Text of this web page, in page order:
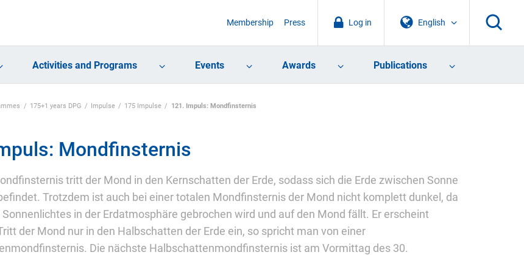
English
Log in
Membership Press
Activities and Programs Events Awards Publications
175+1 years DPG Impulse 175 Impulse 121. Impuls: Mondfinsternis
Mondfinsternis
tritt der Mond in den Kernschatten der Erde, sodass sich die Erde zwischen Sonne
Trotzdem ist auch bei einer totalen Mondfinsternis der Mond nicht komplett dunkel, da
Sonnenlichtes in der Erdatmosphäre gebrochen wird und auf den Mond fällt. Er erscheint
der Mond nur in den Halbschatten der Erde ein, so spricht man von einer
Die nächste Halbschattenmondfinsternis ist am Vormittag des 30.